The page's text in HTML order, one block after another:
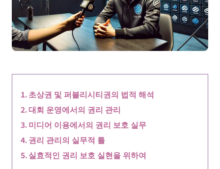
초상권 및 퍼블리시티권의 법적 해석
대회 운영에서의 권리 관리
미디어 이용에서의 권리 보호 실무
권리 관리의 실무적 틀
실효적인 권리 보호 실현을 위하여